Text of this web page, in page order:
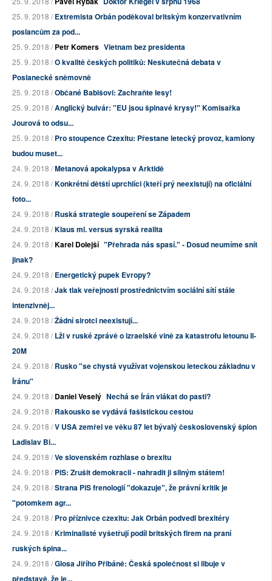
25. 9. 2018 /Extremista Orbán poděkoval britským konzervativním
poslancům za pod...
25. 9. 2018 /Petr Komers Vietnam bez presidenta
25. 9. 2018 /O kvalitě českých politiků: Neskutečná debata v
Poslanecké sněmovně
25. 9. 2018 /Občané Babišovi: Zachraňte lesy!
25. 9. 2018 /Anglický bulvár: "EU jsou špinavé krysy!" Komisařka
Jourová to odsu...
25. 9. 2018 /Pro stoupence Czexitu: Přestane letecký provoz, kamiony
budou muset...
24. 9. 2018 /Metanová apokalypsa v Arktidě
24. 9. 2018 /Konkrétní dětští uprchlíci (kteří prý neexistují) na oficiální
foto...
24. 9. 2018 /Ruská strategie soupeření se Západem
24. 9. 2018 /Klaus ml. versus syrská realita
24. 9. 2018 /Karel Dolejší "Přehrada nás spasí." - Dosud neumíme snít
jinak?
24. 9. 2018 /Energetický pupek Evropy?
24. 9. 2018 /Jak tlak veřejnosti prostřednictvím sociální sítí stále
intenzivněj...
24. 9. 2018 /Žádní sirotci neexistují...
24. 9. 2018 /Lži v ruské zprávě o izraelské vině za katastrofu letounu Il-
20M
24. 9. 2018 /Rusko "se chystá využívat vojenskou leteckou základnu v
Íránu"
24. 9. 2018 /Daniel Veselý Nechá se Írán vlákat do pasti?
24. 9. 2018 /Rakousko se vydává fašistickou cestou
24. 9. 2018 /V USA zemřel ve věku 87 let bývalý československý špion
Ladislav Bi...
24. 9. 2018 /Ve slovenském rozhlase o brexitu
24. 9. 2018 /PiS: Zrušit demokracii - nahradit ji silným státem!
24. 9. 2018 /Strana PiS frenologií "dokazuje", že právní kritik je
"potomkem agr...
24. 9. 2018 /Pro příznivce czexitu: Jak Orbán podvedl brexitéry
24. 9. 2018 /Kriminalisté vyšetřují podíl britských firem na praní
ruských špina...
24. 9. 2018 /Glosa Jiřího Přibáně: Česká společnost si libuje v
představě, že je...